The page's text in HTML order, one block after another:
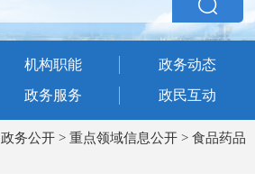
机构职能
政务动态
政务服务 政民互动
政务公开 > 重点领域信息公开 > 食品药品